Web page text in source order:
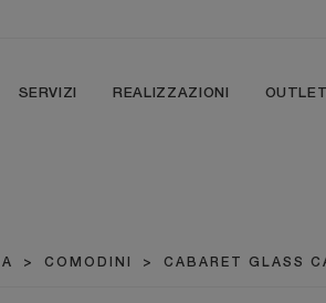
SERVIZI REALIZZAZIONI OUTLET
> COMODINI > CABARET GLASS